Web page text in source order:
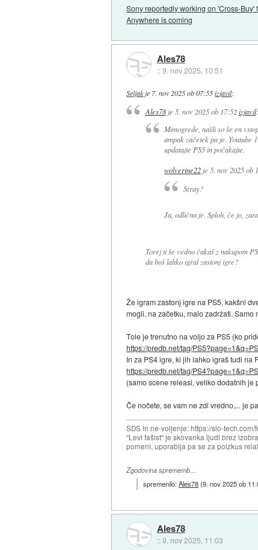
Sony reportedly working on 'Cross-
Anywhere is coming
Ales78
::9. nov 2025, 10:51
Seljakje 7. nov 2025 ob 07:55 izjavil:
Ales78je 5. nov 2025 ob 17:52 izjavil:
Mimogrede, našli so še en
ampak začetek pa je. Youtube
updatajte PS5 in počakajte.
wolverine22je 5. nov 2025 ob
Stray?
Ja, odlična je. Sploh, če jo,
Torej ti še vedno čakaš z nakupom
da boš lahko igral zastonj igre?
Že igram zastonj igre na PS5, kakšni
mogli, na začetku, malo zadržati.
Tole je trenutno na voljo za PS5 (ko
https://predb.net/tag/
In za PS4 igre, ki jih lahko igraš tudi na
https://predb.net/tag/
(samo scene releasi, veliko dodatnih je
Če nočete, se vam ne zdi vredno,... je
SDS in ne-voljenje: https://slo-
"Levi fašist" je skovanka ljudi brez
pomeni, uporablja pa se za poizkus
Zgodovina sprememb…
spremenilo:Ales78(9. nov 2025 ob
Ales78
::9. nov 2025, 11:03